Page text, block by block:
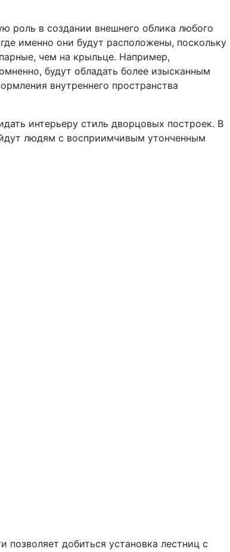
роль в создании внешнего облика любого
именно они будут расположены, поскольку
чем на крыльце. Например,
будут обладать более изысканным
внутреннего пространства
интерьеру стиль дворцовых построек. В
людям с восприимчивым утонченным
добиться установка лестниц с